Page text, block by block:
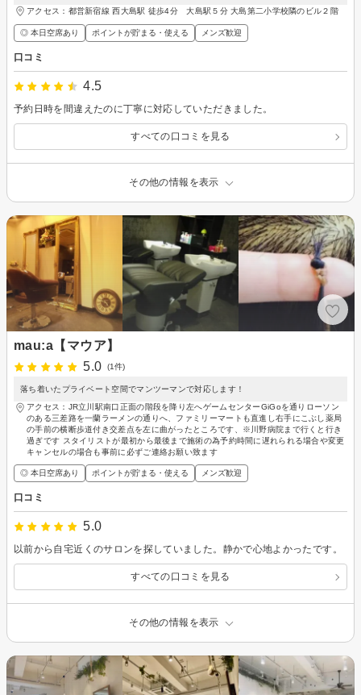
アクセス：都営新宿線 西大島駅 徒歩4分 大島駅５分 大島第二小学校隣のビル２階
◎ 本日空席あり ポイントが貯まる・使える メンズ歓迎
口コミ
4.5
予約日時を間違えたのに丁寧に対応していただきました。
すべての口コミを見る
その他の情報を表示
mau:a【マウア】
5.0
(1件)
落ち着いたプライベート空間でマンツーマンで対応します！
アクセス：JR立川駅南口正面の階段を降り左へゲームセンターGiGoを通りローソン
のある三差路を一蘭ラーメンの通りへ、ファミリーマートも直進し右手にこぶし薬局
の手前の横断歩道付き交差点を左に曲がったところです、※川野病院まで行くと行き
過ぎです スタイリストが最初から最後まで施術の為予約時間に遅れられる場合や変更
キャンセルの場合も事前に必ずご連絡お願い致ます
◎ 本日空席あり ポイントが貯まる・使える メンズ歓迎
口コミ
5.0
以前から自宅近くのサロンを探していました。静かで心地よかったです。
すべての口コミを見る
その他の情報を表示